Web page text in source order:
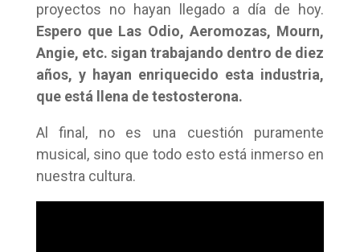
proyectos no hayan llegado a día de hoy.
Espero que Las Odio, Aeromozas, Mourn,
Angie, etc. sigan trabajando dentro de diez
años, y hayan enriquecido esta industria,
que está llena de testosterona.
Al final, no es una cuestión puramente
musical, sino que todo esto está inmerso en
nuestra cultura.